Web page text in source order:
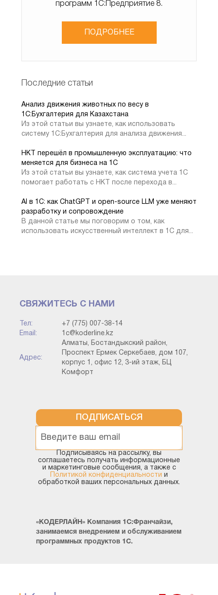
Добавляем комплектующие и указываем его
1С: УНФ для Казахстана
Для создания комплектации запасов переходим в
раздел склада и открываем список документов
комплектации.
Нажимаем на кнопкуСоздать.
Создать
необходимости вариант комплектации. Заполняем
склад и организацию. Комплектующие заполняем
вручную, либо по кнопкам
программ 1С:Предприятие 8.
ПОДРОБНЕЕ
Последние статьи
Анализ движения животных по весу в
1C:Бухгалтерия для Казахстана
Из этой статьи вы узнаете, как использовать
систему 1С:Бухгалтерия для анализа движения...
НКТ перешёл в промышленную эксплуатацию: что
меняется для бизнеса на 1С
Из этой статьи вы узнаете, как система учета 1С
помогает работать с НКТ после перехода в...
AI в 1С: как ChatGPT и open-source LLM уже меняют
разработку и сопровождение
В данной статье мы поговорим о том, как
использовать искусственный интеллект в 1С для...
СВЯЖИТЕСЬ С НАМИ
Тел:
+7 (775) 007-38-14
Email:
1c@koderline.kz
Адрес:
Алматы, Бостандыкский район,
Проспект Ермек Серкебаев, дом 107,
корпус 1, офис 12, 3-ий этаж, БЦ
Комфорт
ПОДПИСАТЬСЯ
Подписываясь на рассылку, вы
соглашаетесь получать информационные
и маркетинговые сообщения, а также с
Политикой конфиденциальности и
обработкой ваших персональных данных.
«КОДЕРЛАЙН» Компания 1С:Франчайзи,
занимаемся внедрением и обслуживанием
программных продуктов 1С.